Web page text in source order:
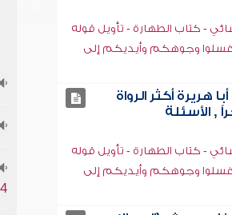
- كتاب الطهارة - تأويل قوله
وجوهكم وأيديكم إلى
هريرة أكثر الرواة
, الأسئلة
- كتاب الطهارة - تأويل قوله
وجوهكم وأيديكم إلى